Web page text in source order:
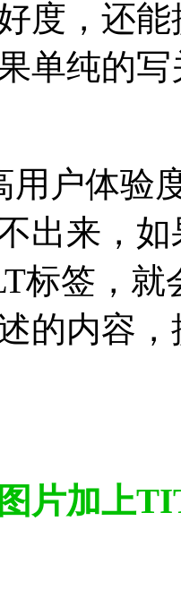
度，还
单纯的
户体验
出来，
标签，
的内容
片加上